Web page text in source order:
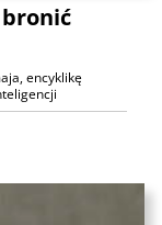
encyklikę